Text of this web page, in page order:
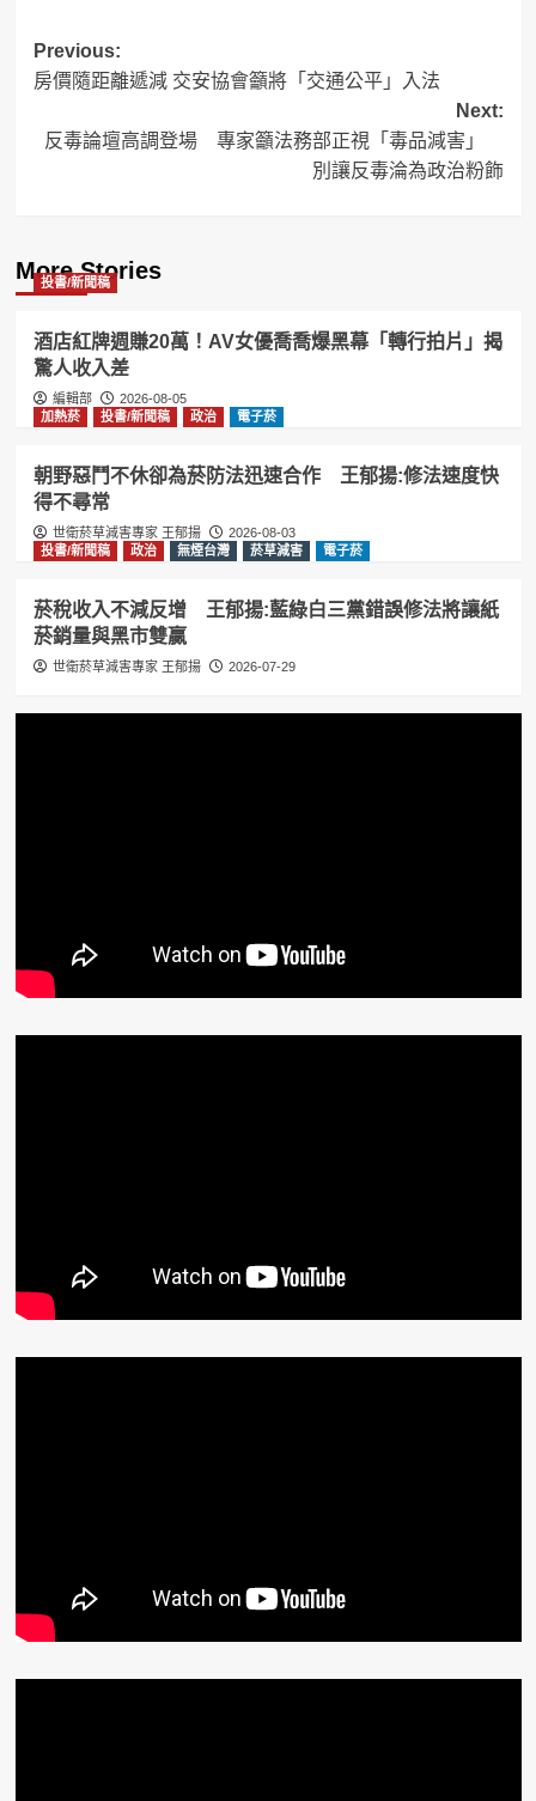
Post
navigation
Previous:
房價隨距離遞減 交安協會籲將「交通公平」入法
Next:
反毒論壇高調登場 專家籲法務部正視「毒品減害」
別讓反毒淪為政治粉飾
More Stories
投書/新聞稿
酒店紅牌週賺20萬！AV女優喬喬爆黑幕「轉行拍片」揭
驚人收入差
編輯部
2026-08-05
加熱菸
投書/新聞稿 政治 電子菸
朝野惡鬥不休卻為菸防法迅速合作 王郁揚:修法速度快
得不尋常
世衛菸草減害專家 王郁揚
2026-08-03
投書/新聞稿
政治 無煙台灣 菸草減害 電子菸
菸稅收入不減反增 王郁揚:藍綠白三黨錯誤修法將讓紙
菸銷量與黑市雙贏
世衛菸草減害專家 王郁揚 2026-07-29